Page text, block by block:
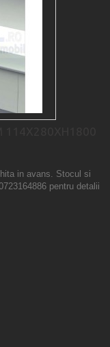
in avans. Stocul si
pentru detalii